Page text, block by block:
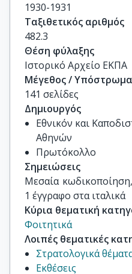
1930-1931
Ταξιθετικός αριθμός
482.3
Θέση φύλαξης
Ιστορικό Αρχείο ΕΚΠΑ
Μέγεθος / Υπόστρωμα
141 σελίδες
Δημιουργός
Εθνικόν και
Αθηνών
Πρωτόκολλο
Σημειώσεις
Μεσαία
1 έγγραφο στα ιταλικά
Κύρια θεματική
Φοιτητικά
Λοιπές θεματικές
Στρατολογικά
Εκθέσεις